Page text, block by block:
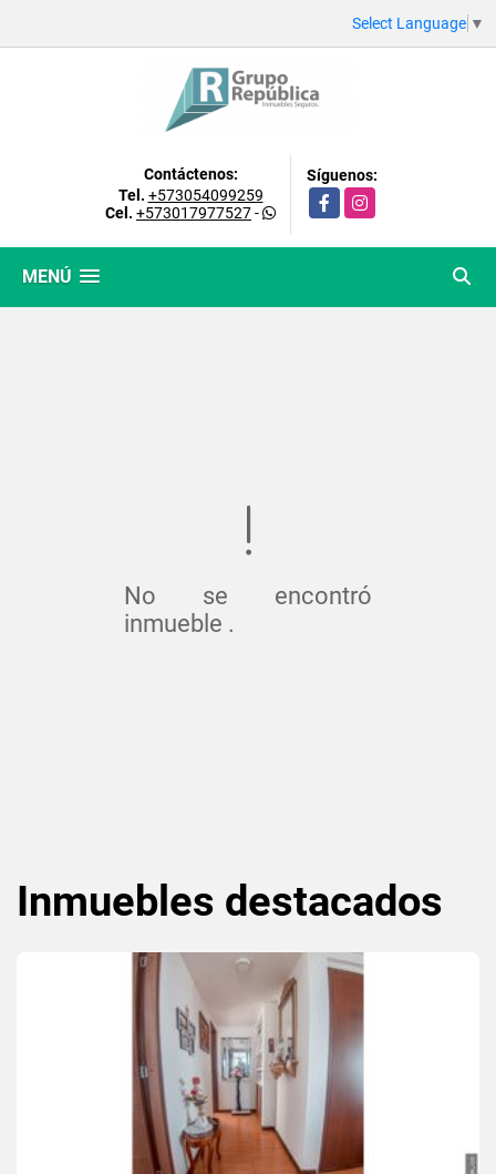
Select Language ▼
Contáctenos:
Tel. +573054099259
Cel. +573017977527-
Síguenos:
FacebookInstagram
MENÚ
No se encontró
inmueble .
Inmuebles destacados